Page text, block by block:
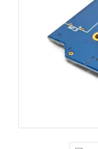
Cảm biến ACI
Nhà phân
Nhà sản xuất
Cung cấp